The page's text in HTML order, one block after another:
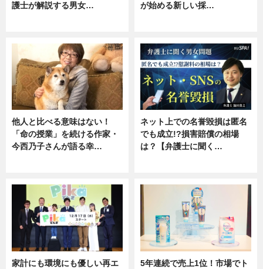
護士が解説する男女…
が始める新しい採…
他人と比べる意味はない！
「命の授業」を続ける作家・
今西乃子さんが語る幸…
ネット上での名誉毀損は匿名
でも成立!?損害賠償の相場
は？【弁護士に聞く…
家計にも環境にも優しい再エ
5年連続で売上1位！市場でト